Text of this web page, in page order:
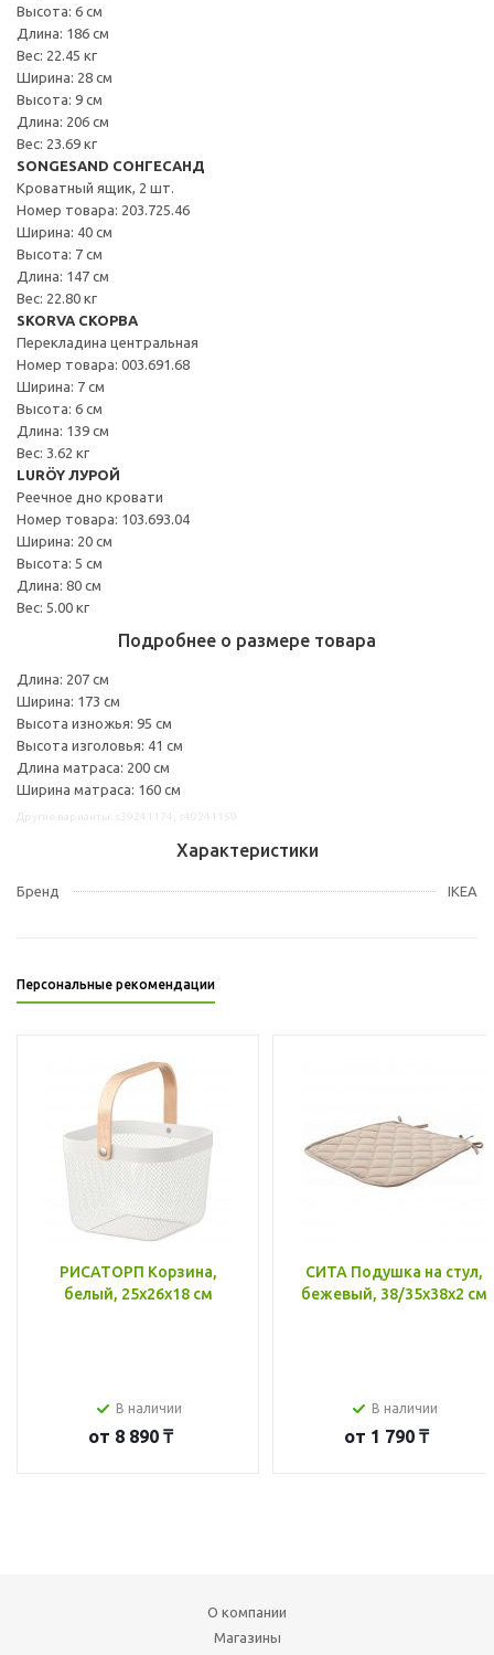
Высота: 6 см
Длина: 186 см
Вес: 22.45 кг
Ширина: 28 см
Высота: 9 см
Длина: 206 см
Вес: 23.69 кг
SONGESAND СОНГЕСАНД
Кроватный ящик, 2 шт.
Номер товара: 203.725.46
Ширина: 40 см
Высота: 7 см
Длина: 147 см
Вес: 22.80 кг
SKORVA СКОРВА
Перекладина центральная
Номер товара: 003.691.68
Ширина: 7 см
Высота: 6 см
Длина: 139 см
Вес: 3.62 кг
LURÖY ЛУРОЙ
Реечное дно кровати
Номер товара: 103.693.04
Ширина: 20 см
Высота: 5 см
Длина: 80 см
Вес: 5.00 кг
Подробнее о размере товара
Длина: 207 см
Ширина: 173 см
Высота изножья: 95 см
Высота изголовья: 41 см
Длина матраса: 200 см
Ширина матраса: 160 см
Характеристики
Бренд IKEA
Персональные рекомендации
РИСАТОРП Корзина,
белый, 25x26x18 см
В наличии
от 8 890 ₸
СИТА Подушка на стул,
бежевый, 38/35x38x2 см
В наличии
от 1 790 ₸
О компании
Магазины